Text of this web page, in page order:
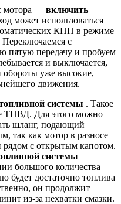
мотора — включить
может использоваться
КПП в режиме
Переключаемся с
пятую передачу и пробуем
и выключается,
обороты уже высокие,
движения.
системы . Такое
ТНВД. Для этого можно
шланг, подающий
так как мотор в разносе
рядом с открытым капотом.
системы
большого количества
будет достаточно топлива
он продолжит
из-за нехватки смазки.